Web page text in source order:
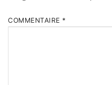
COMMENTAIRE *